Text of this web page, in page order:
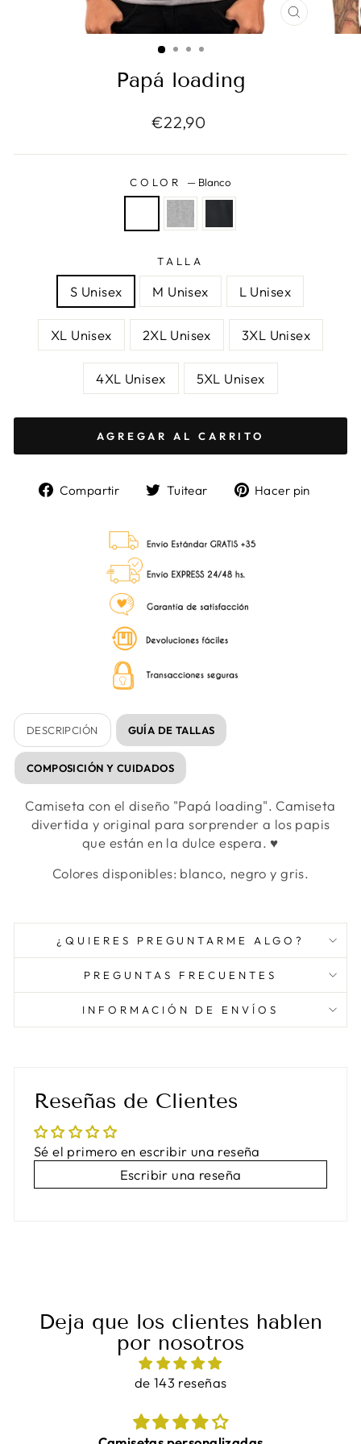
CERRAR
(ESC)
Papá loading
Precio
€22,90
COLOR — Blanco
TALLA
S Unisex M Unisex L Unisex
XL Unisex 2XL Unisex 3XL Unisex
4XL Unisex 5XL Unisex
AGREGAR AL CARRITO
Compartir
Compartir
Tuitear
TuitearHacer pin
DESCRIPCIÓN GUÍA DE TALLAS
COMPOSICIÓN Y CUIDADOS
Camiseta con el diseño "Papá loading". Camiseta
divertida y original para sorprender a los papis
que están en la dulce espera. ♥
Colores disponibles: blanco, negro y gris.
¿QUIERES PREGUNTARME ALGO?
PREGUNTAS FRECUENTES
INFORMACIÓN DE ENVÍOS
Reseñas de Clientes
Sé el primero en escribir una reseña
Escribir una reseña
Deja que los clientes hablen
por nosotros
de 143 reseñas